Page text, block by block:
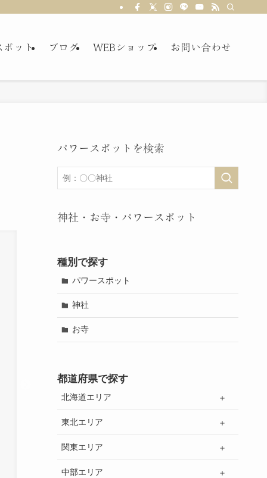
ポット ブログ WEBショップ お問い合わせ
パワースポットを検索
神社・お寺・パワースポット
種別で探す
パワースポット
神社
お寺
都道府県で探す
北海道エリア
東北エリア
関東エリア
中部エリア